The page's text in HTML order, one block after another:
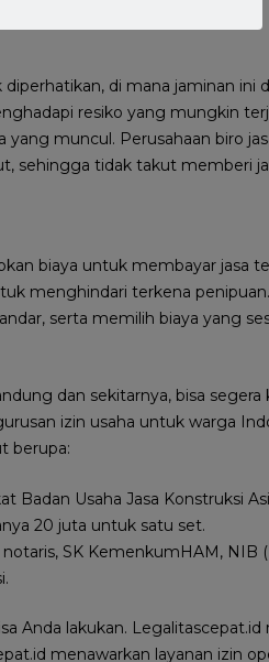
di mana jaminan ini
resiko yang mungkin
muncul. Perusahaan biro
sehingga tidak takut memberi
biaya untuk membayar jasa
menghindari terkena
serta memilih biaya yang
dan sekitarnya, bisa
izin usaha untuk warga
berupa:
Badan Usaha Jasa Konstruksi
20 juta untuk satu set.
SK KemenkumHAM, NIB
Anda lakukan. Legalitascepat.id
menawarkan layanan izin